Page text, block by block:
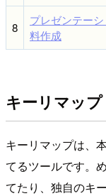
8
プレゼンテー
料作成
キーリマップ
キーリマップは、
てるツールです。
てたり、独自のキ